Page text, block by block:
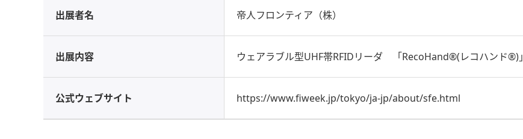
出展者名 帝人フロンティア（株）
出展内容 ウェアラブル型UHF帯RFIDリーダ 「RecoHand®(レコハンド®)」
公式ウェブサイト https://www.fiweek.jp/tokyo/ja-jp/about/sfe.html